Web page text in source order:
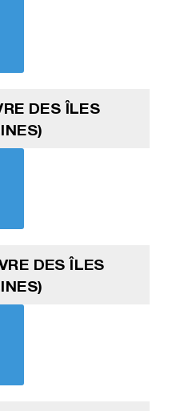
DES ÎLES
DES ÎLES